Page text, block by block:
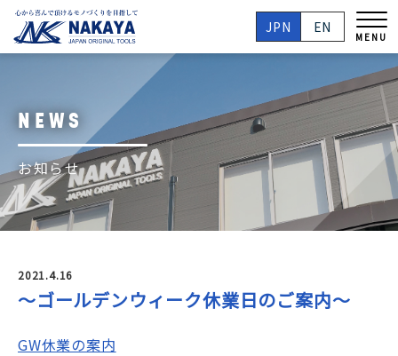
JPN EN
MENU
NEWS
お知らせ
2021.4.16
～ゴールデンウィーク休業日のご案内～
GW休業の案内